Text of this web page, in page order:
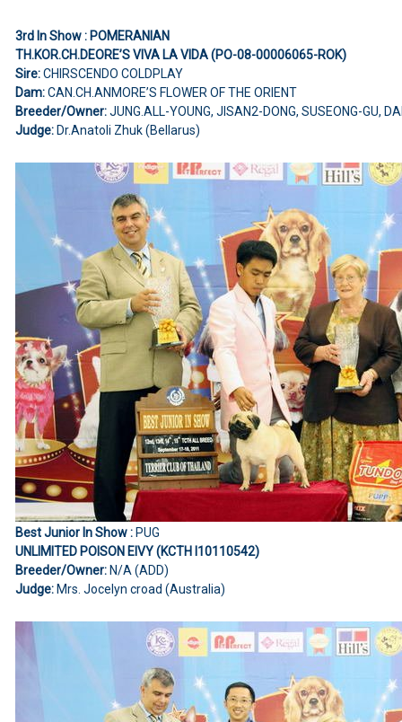
3rd In Show : POMERANIAN
TH.KOR.CH.DEORE’S VIVA LA VIDA (PO-08-00006065-ROK)
Sire:CHIRSCENDO COLDPLAY
Dam:CAN.CH.ANMORE’S FLOWER OF THE ORIENT
Breeder/Owner:JUNG.ALL-YOUNG, JISAN2-DONG, SUSEONG-GU,
Judge:Dr.Anatoli Zhuk (Bellarus)
Best Junior In Show :PUG
UNLIMITED POISON EIVY (KCTH I10110542)
Breeder/Owner:N/A (ADD)
Judge:Mrs. Jocelyn croad (Australia)